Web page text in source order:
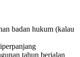
badan hukum (kalau
tahun berjalan